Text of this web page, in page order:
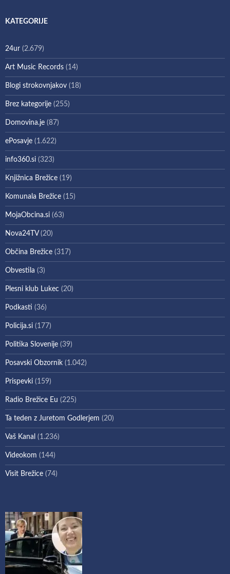
KATEGORIJE
24ur (2.679)
Art Music Records (14)
Blogi strokovnjakov (18)
Brez kategorije (255)
Domovina.je (87)
ePosavje (1.622)
info360.si (323)
Knjižnica Brežice (19)
Komunala Brežice (15)
MojaObcina.si (63)
Nova24TV(20)
Občina Brežice (317)
Obvestila (3)
Plesni klub Lukec (20)
Podkasti (36)
Policija.si (177)
Politika Slovenije (39)
Posavski Obzornik (1.042)
Prispevki (159)
Radio Brežice Eu (225)
Ta teden z Juretom Godlerjem (20)
Vaš Kanal (1.236)
Videokom (144)
Visit Brežice (74)